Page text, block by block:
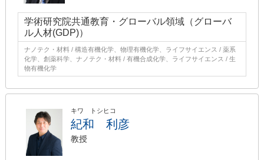
学術研究院共通教育・グローバル領域（グローバ
ル人材(GDP)）
ナノテク・材料 / 構造有機化学、物理有機化学、ライフサイエンス / 薬系
化学、創薬科学、ナノテク・材料 / 有機合成化学、ライフサイエンス / 生
物有機化学
キワ トシヒコ
紀和 利彦
教授